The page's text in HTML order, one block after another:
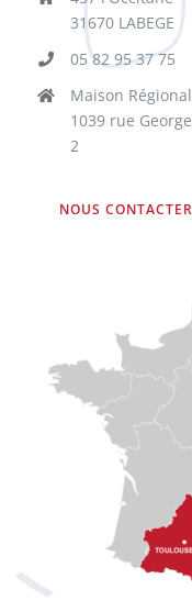
31670 LABEGE
05 82 95 37 75
Maison
1039 rue
2
NOUS CONTACTER